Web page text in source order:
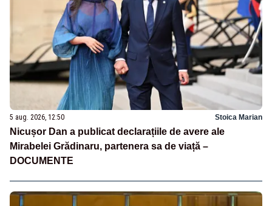
5 aug. 2026, 12:50 Stoica Marian
Nicușor Dan a publicat declarațiile de avere ale
Mirabelei Grădinaru, partenera sa de viață –
DOCUMENTE